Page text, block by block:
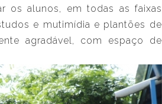
os alunos, em todas as faixas
e mutimídia e plantões de
agradável, com espaço de